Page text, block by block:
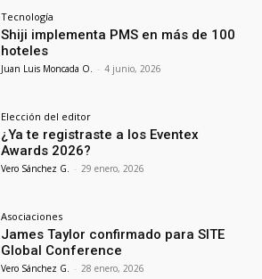
Tecnología
Shiji implementa PMS en más de 100
hoteles
Juan Luis Moncada O. - 4 junio, 2026
Elección del editor
¿Ya te registraste a los Eventex
Awards 2026?
Vero Sánchez G. - 29 enero, 2026
Asociaciones
James Taylor confirmado para SITE
Global Conference
Vero Sánchez G. - 28 enero, 2026